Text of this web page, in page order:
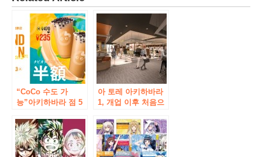
“CoCo 수도 가
능”아키하바라 점 5
오픈! !
아 토레 아키하바라
1, 개업 이후 처음으
~ 2 월부터 순차적으
로 오픈 예정 ~